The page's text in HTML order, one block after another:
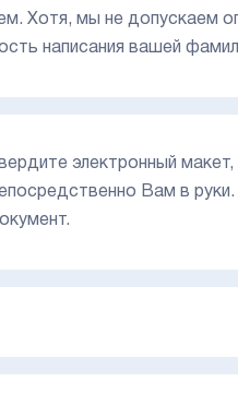
Хотя, мы не допускаем
написания вашей
электронный
Вам в